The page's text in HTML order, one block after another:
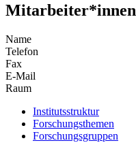
Mitarbeiter*innen
Name
Telefon
Fax
E-Mail
Raum
Institutsstruktur
Forschungsthemen
Forschungsgruppen